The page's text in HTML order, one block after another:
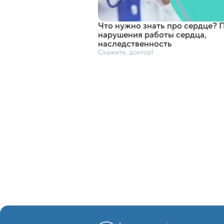
Что нужно знать про сердце?
нарушения работы сердца,
наследственность
Скажите, доктор!